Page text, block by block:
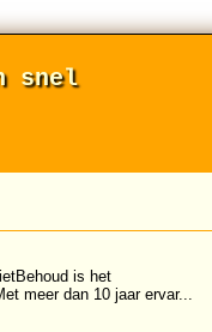
snel
is het
meer dan 10 jaar ervar...